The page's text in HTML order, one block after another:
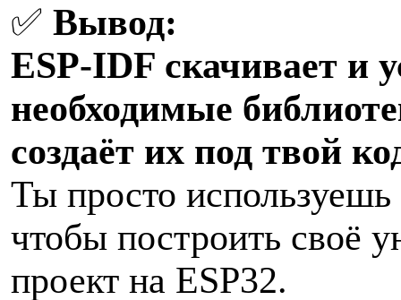
✅ Вывод:
ESP-IDF скачивает и
необходимые
создаёт их под твой
Ты просто
чтобы построить своё
проект на ESP32.